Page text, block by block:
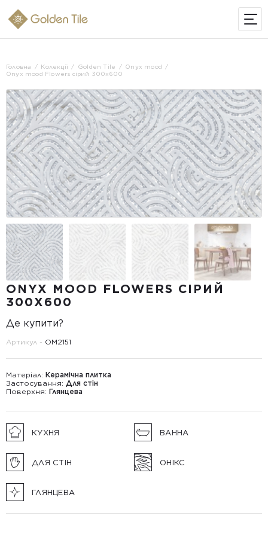
Головна Колекції Golden Tile
Onyx mood
Onyx mood Flowers сірий 300х600
ONYX MOOD FLOWERS СІРИЙ
300Х600
Де купити?
Артикул - OM2151
Матеріал: Керамічна плитка
Застосування: Для стін
Поверхня: Глянцева
КУХНЯ ВАННА
ДЛЯ СТІН ОНІКС
ГЛЯНЦЕВА